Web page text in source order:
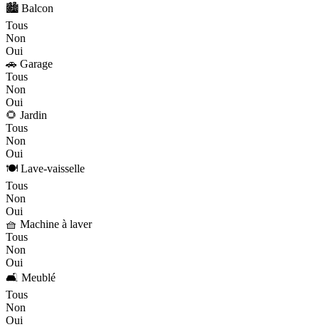
🏙️ Balcon
Tous
Non
Oui
🚗 Garage
Tous
Non
Oui
🌻 Jardin
Tous
Non
Oui
🍽️ Lave-vaisselle
Tous
Non
Oui
🧺 Machine à laver
Tous
Non
Oui
🛋️ Meublé
Tous
Non
Oui